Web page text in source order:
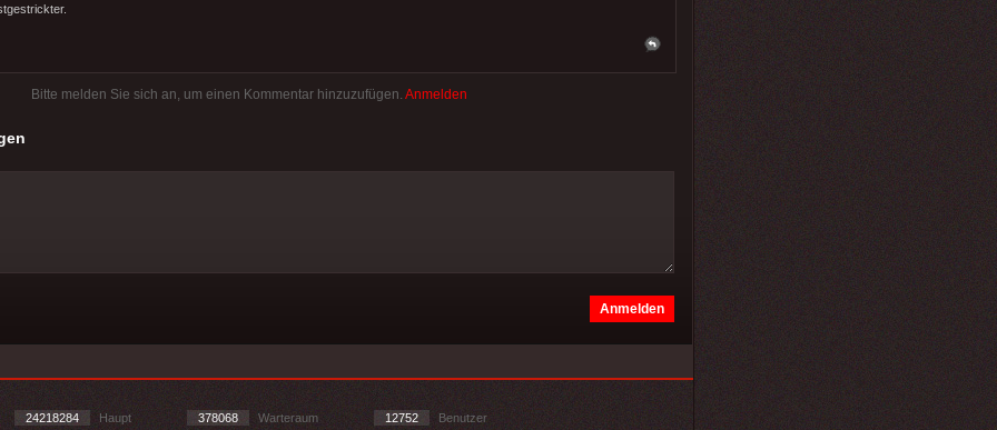
Bitte melden Sie sich an, um einen Kommentar hinzuzufügen. Anmelden
24218284 Haupt 378068 Warteraum 12752 Benutzer